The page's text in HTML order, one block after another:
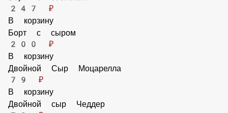
Борт с сыром
200 ₽
В корзину
Двойной Сыр Моцарелла
79 ₽
В корзину